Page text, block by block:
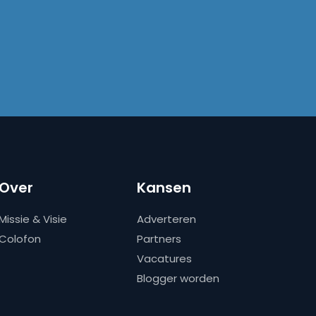
& Visie
Kansen
Adverteren
Partners
Vacatures
Blogger worden